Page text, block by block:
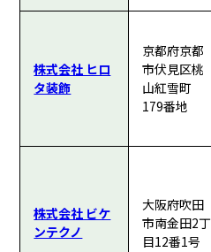
株式会社 ヒロ
タ装飾
京都府京都
市伏見区桃
山紅雪町
179番地
株式会社 ビケ
ンテクノ
大阪府吹田
市南金田2丁
目12番1号